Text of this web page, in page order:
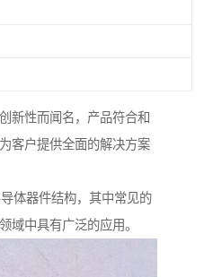
新性而闻名，产品符合和
客户提供全面的解决方案
体器件结构，其中常见的
域中具有广泛的应用。